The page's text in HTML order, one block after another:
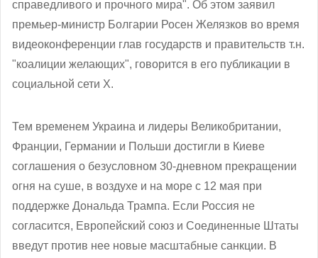
справедливого и прочного мира". Об этом заявил
премьер-министр Болгарии Росен Желязков во время
видеоконференции глав государств и правительств т.н.
"коалиции желающих", говорится в его публикации в
социальной сети Х.
Тем временем Украина и лидеры Великобритании,
Франции, Германии и Польши достигли в Киеве
соглашения о безусловном 30-дневном прекращении
огня на суше, в воздухе и на море с 12 мая при
поддержке Дональда Трампа. Если Россия не
согласится, Европейский союз и Соединенные Штаты
введут против нее новые масштабные санкции. В